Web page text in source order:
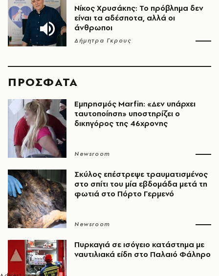
Νίκος Χρυσάκης: Το πρόβλημα δεν
είναι τα αδέσποτα, αλλά οι
άνθρωποι
Δήμητρα Γκρους
ΠΡΟΣΦΑΤΑ
Εμπρησμός Marfin: «Δεν υπάρχει
ταυτοποίηση» υποστηρίζει ο
δικηγόρος της 46χρονης
Newsroom
Σκύλος επέστρεψε τραυματισμένος
στο σπίτι του μία εβδομάδα μετά τη
φωτιά στο Πόρτο Γερμενό
Newsroom
Πυρκαγιά σε ισόγειο κατάστημα με
ναυτιλιακά είδη στο Παλαιό Φάληρο